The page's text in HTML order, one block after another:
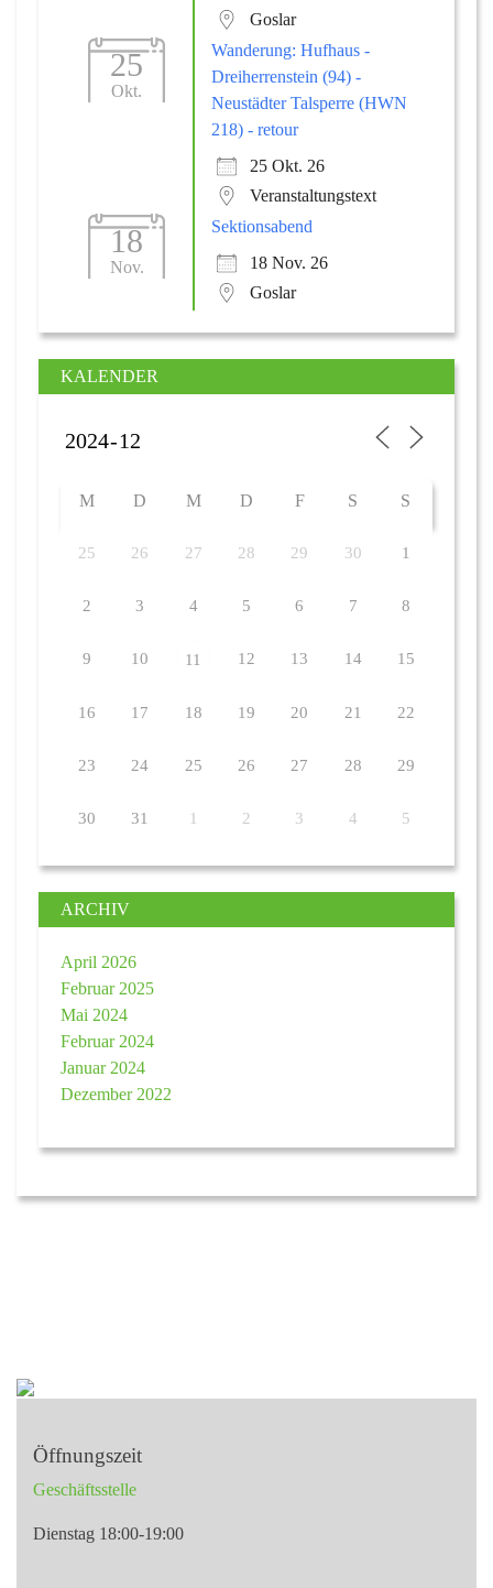
Goslar
25
Okt.
Wanderung: Hufhaus -
Dreiherrenstein (94) -
Neustädter Talsperre (HWN
218) - retour
25 Okt. 26
Veranstaltungstext
18
Nov.
Sektionsabend
18 Nov. 26
Goslar
KALENDER
M D M D F S S
25 26 27 28 29 30 1
2 3 4 5 6 7 8
9 10 11 12 13 14 15
16 17 18 19 20 21 22
23 24 25 26 27 28 29
30 31 1 2 3 4 5
ARCHIV
April 2026
Februar 2025
Mai 2024
Februar 2024
Januar 2024
Dezember 2022
Öffnungszeit
Geschäftsstelle
Dienstag 18:00-19:00